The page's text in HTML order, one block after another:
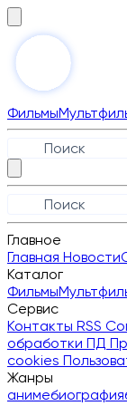
Фильмы
Главное
Главная Новости
Каталог
Фильмы
Сервис
Контакты RSS
обработки ПД
cookies
Жанры
анимебиография